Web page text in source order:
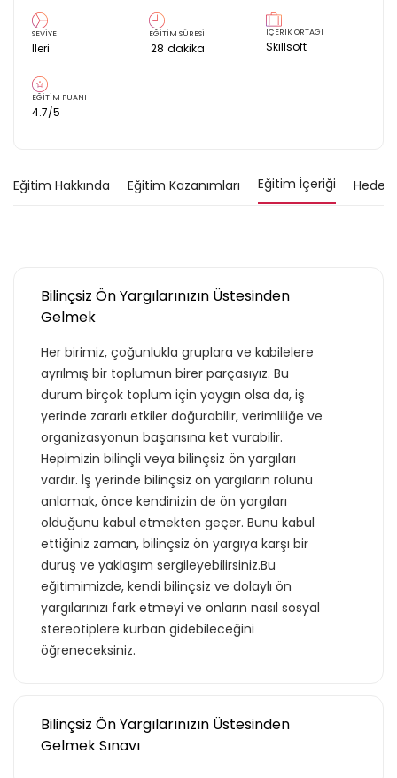
SEVİYE
İleri
EĞİTİM SÜRESİ
28 dakika
İÇERİK ORTAĞI
Skillsoft
EĞİTİM PUANI
4.7/5
Eğitim Hakkında Eğitim Kazanımları Eğitim İçeriği Hedef
Bilinçsiz Ön Yargılarınızın Üstesinden
Gelmek
Her birimiz, çoğunlukla gruplara ve kabilelere
ayrılmış bir toplumun birer parçasıyız. Bu
durum birçok toplum için yaygın olsa da, iş
yerinde zararlı etkiler doğurabilir, verimliliğe ve
organizasyonun başarısına ket vurabilir.
Hepimizin bilinçli veya bilinçsiz ön yargıları
vardır. İş yerinde bilinçsiz ön yargıların rolünü
anlamak, önce kendinizin de ön yargıları
olduğunu kabul etmekten geçer. Bunu kabul
ettiğiniz zaman, bilinçsiz ön yargıya karşı bir
duruş ve yaklaşım sergileyebilirsiniz.Bu
eğitimimizde, kendi bilinçsiz ve dolaylı ön
yargılarınızı fark etmeyi ve onların nasıl sosyal
stereotiplere kurban gidebileceğini
öğreneceksiniz.
Bilinçsiz Ön Yargılarınızın Üstesinden
Gelmek Sınavı